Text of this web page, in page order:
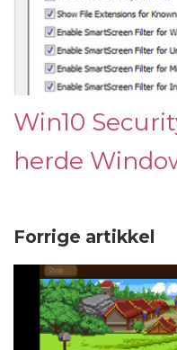
Win10
herde
Forrige artikkel